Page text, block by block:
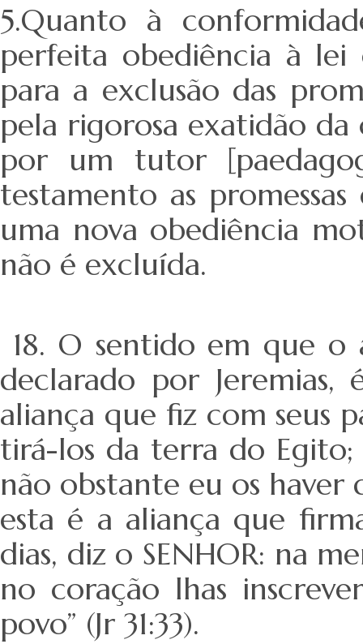
5.Quanto à
perfeita obediência à
para a exclusão das
pela rigorosa exatidão da
por um tutor
testamento as
uma nova obediência
não é excluída.
18. O sentido em que
declarado por
aliança que fiz com seus
tirá-los da terra do
não obstante eu os haver
esta é a aliança que
dias, diz o SENHOR: na
no coração lhas
povo” (Jr 31:33).